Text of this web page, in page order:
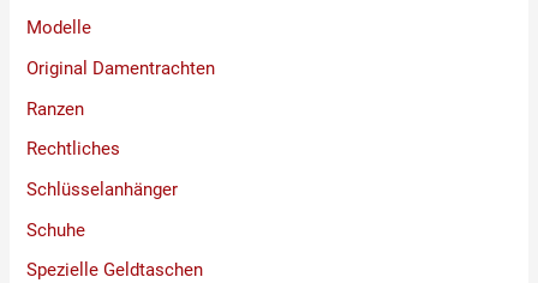
Modelle
Original Damentrachten
Ranzen
Rechtliches
Schlüsselanhänger
Schuhe
Spezielle Geldtaschen